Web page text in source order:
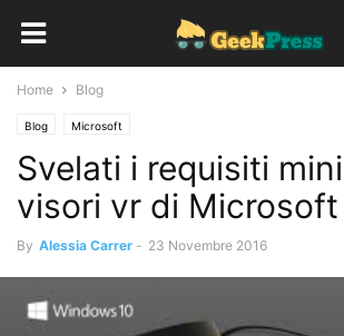
Home Blog
Blog Microsoft
Svelati i requisiti
visori vr di Microsoft
By Alessia Carrer - 23 Novembre 2016